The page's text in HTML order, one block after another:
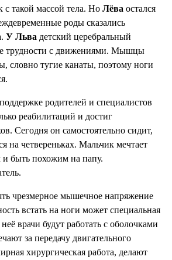
такой массой тела. Но Лёва остался
роды сказались
У Льва детский церебральный
трудности с движениями. Мышцы
словно тугие канаты, поэтому ноги
родителей и специалистов
реабилитаций и достиг
Сегодня он самостоятельно сидит,
на четвереньках. Мальчик мечтает
и быть похожим на папу.
чрезмерное мышечное напряжение
встать на ноги может специальная
врачи будут работать с оболочками
за передачу двигательного
хирургическая работа, делают